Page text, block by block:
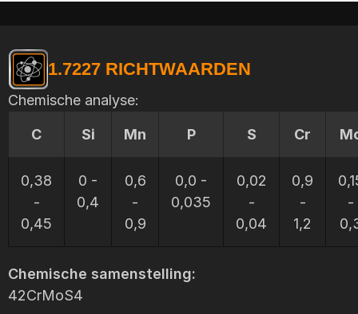
1.7227 RICHTWAARDEN
Chemische analyse:
C Si Mn P S Cr
0,38
-
0,45
0 -
0,4
0,6
-
0,9
0,0 -
0,035
0,02
-
0,04
0,9
-
1,2
-
Chemische samenstelling:
42CrMoS4